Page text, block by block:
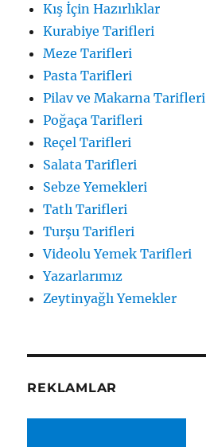
Kış İçin Hazırlıklar
Kurabiye Tarifleri
Meze Tarifleri
Pasta Tarifleri
Pilav ve Makarna Tarifleri
Poğaça Tarifleri
Reçel Tarifleri
Salata Tarifleri
Sebze Yemekleri
Tatlı Tarifleri
Turşu Tarifleri
Videolu Yemek Tarifleri
Yazarlarımız
Zeytinyağlı Yemekler
REKLAMLAR